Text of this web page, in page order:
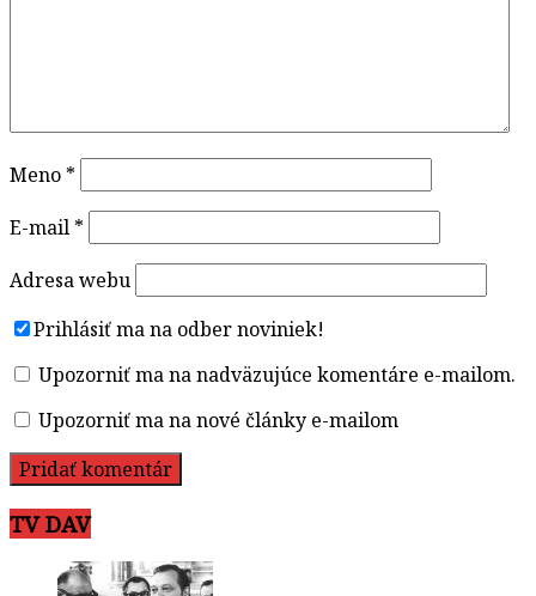
Meno *
E-mail *
Adresa webu
Prihlásiť ma na odber noviniek!
Upozorniť ma na nadväzujúce komentáre e-mailom.
Upozorniť ma na nové články e-mailom
TV DAV